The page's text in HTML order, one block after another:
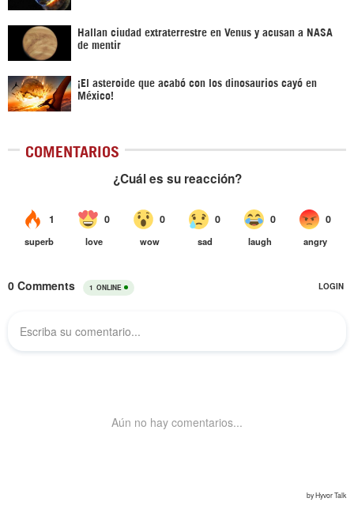
Hallan ciudad extraterrestre en Venus y acusan a NASA
de mentir
¡El asteroide que acabó con los dinosaurios cayó en
México!
COMENTARIOS